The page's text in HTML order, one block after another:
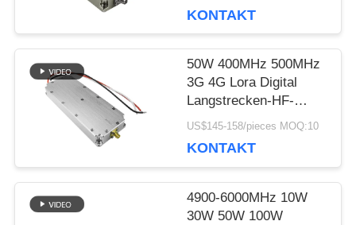
SITEMAP
PRIVACY
POLICY
Leistungsverstärkermodul
KONTAKT
50W 400MHz 500MHz
3G 4G Lora Digital
Langstrecken-HF-
Verstärker
US$145-158/pieces MOQ:10
KONTAKT
4900-6000MHz 10W
30W 50W 100W